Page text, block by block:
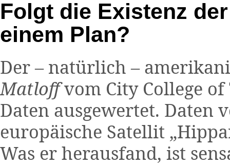
Folgt die Existenz
einem Plan?
Der – natürlich –
Matloffvom City College
Daten ausgewertet. Daten
europäische Satellit
Was er herausfand, ist